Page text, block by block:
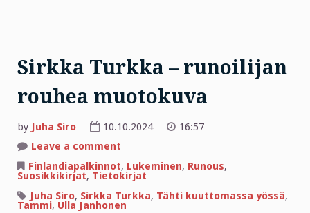
Sirkka Turkka – runoilijan
rouhea muotokuva
by Juha Siro 10.10.2024
16:57
Leave a comment
Turkka
–
runoilijan
rouhea
muotokuva
Finlandiapalkinnot, Lukeminen, Runous,
Suosikkikirjat, Tietokirjat
Juha Siro, Sirkka Turkka, Tähti kuuttomassa yössä,
Tammi, Ulla Janhonen